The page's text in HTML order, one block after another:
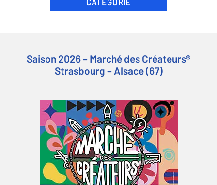
CATÉGORIE
Saison 2026 – Marché des Créateurs®
Strasbourg – Alsace (67)